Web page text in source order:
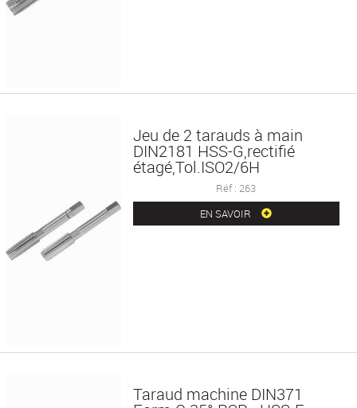
Jeu de 2 tarauds à main
DIN2181 HSS-G,rectifié
étagé,Tol.ISO2/6H
Réf : 263
EN SAVOIR
Taraud machine DIN371